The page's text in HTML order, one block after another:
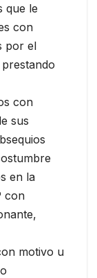
que le
con
por el
con
sus
en la
con
motivo u